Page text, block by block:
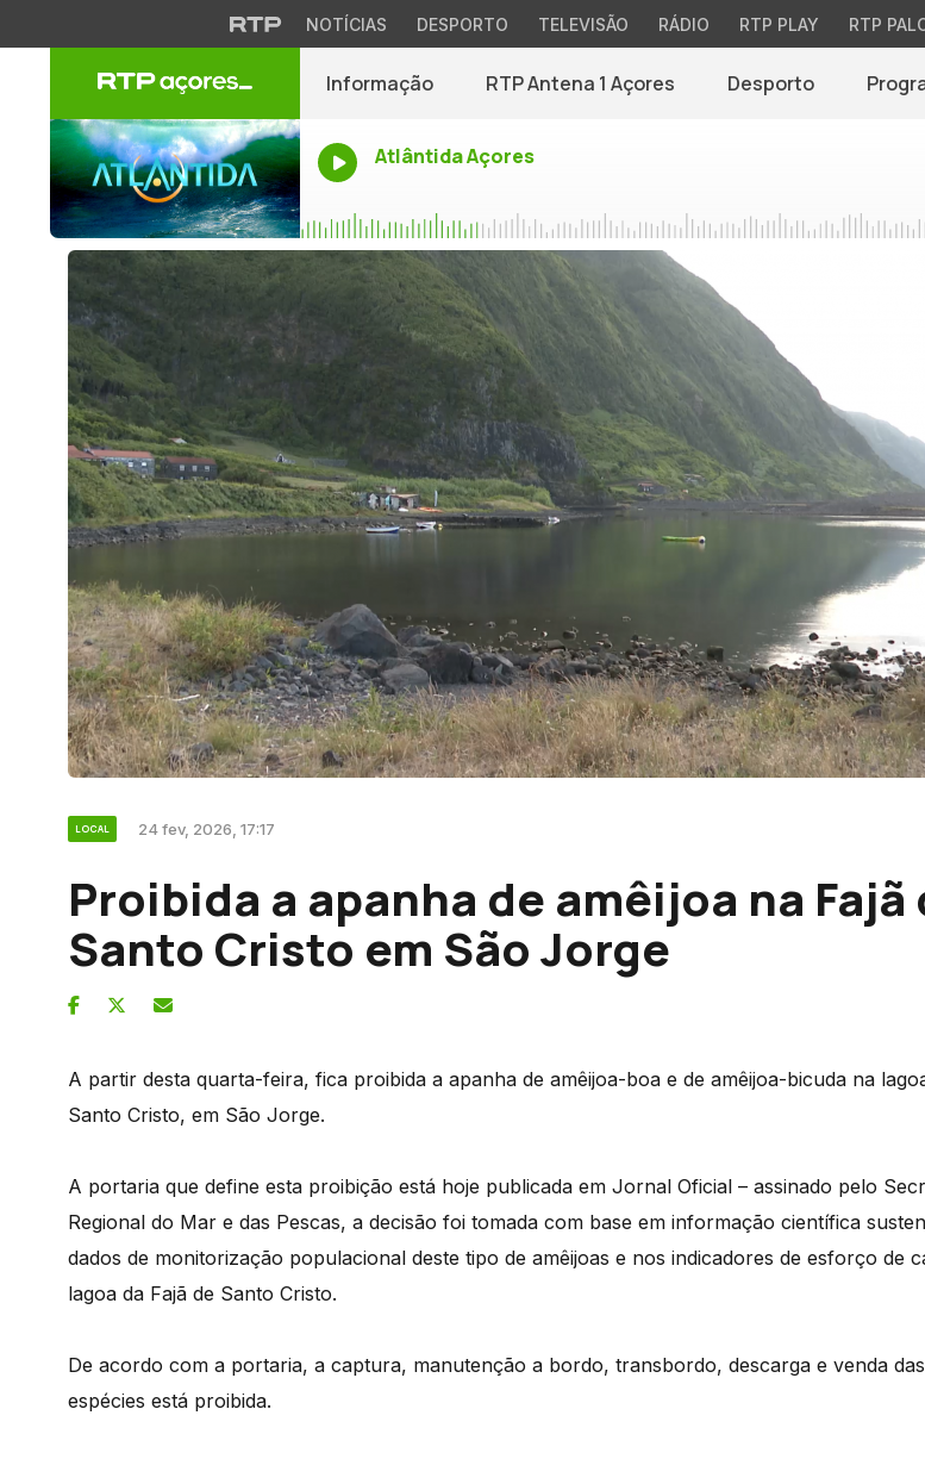
NOTÍCIAS DESPORTO TELEVISÃO RÁDIO RTP PLAY RTP
Informação RTP Antena 1 Açores Desporto
Atlântida Açores
LOCAL 24 fev, 2026, 17:17
Proibida a apanha de amêijoa na Fajã
Santo Cristo em São Jorge
A partir desta quarta-feira, fica proibida a apanha de amêijoa-boa e de amêijoa-bicuda na
Santo Cristo, em São Jorge.
A portaria que define esta proibição está hoje publicada em Jornal Oficial – assinado pelo
Regional do Mar e das Pescas, a decisão foi tomada com base em informação científica
dados de monitorização populacional deste tipo de amêijoas e nos indicadores de esforço de
lagoa da Fajã de Santo Cristo.
De acordo com a portaria, a captura, manutenção a bordo, transbordo, descarga e venda
espécies está proibida.